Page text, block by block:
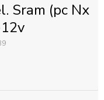
Sram (pc Nx